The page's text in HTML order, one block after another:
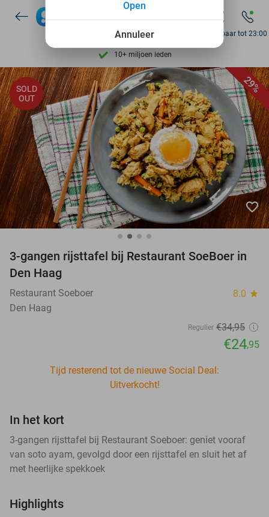
7 dagen per week beschikbaar
10+ miljoen leden
9,4 op basis van
Ontdek 15.000+ deals
7 dagen per week beschikbaar
10+ miljoen leden
Bereikbaar tot 23:00
29%
SOLD
OUT
favorite_border
3-gangen rijsttafel bij Restaurant SoeBoer in
Den Haag
Restaurant Soeboer 8.0 star
Den Haag
Regulier €34,95
€24,95
Tijd resterend tot de nieuwe Social Deal:
Uitverkocht!
In het kort
3-gangen rijsttafel bij Restaurant Soeboer: geniet vooraf
van soto ayam, gevolgd door een rijsttafel en sluit het af
met heerlijke spekkoek
Highlights
Annuleer
Open